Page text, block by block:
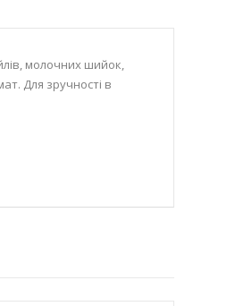
молочних шийок,
Для зручності в